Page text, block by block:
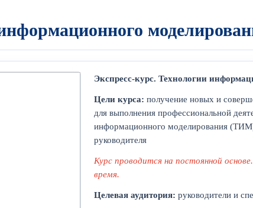
Экспресс-курс. Технологии
Цели курса: получение новых и
для выполнения профессиональной
информационного моделирования
руководителя
Курс проводится на постоянной
время.
Целевая аудитория: руководители и